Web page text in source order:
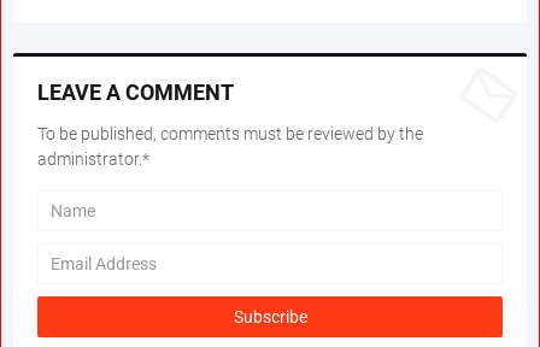
LEAVE A COMMENT
To be published, comments must be reviewed by the
administrator.*